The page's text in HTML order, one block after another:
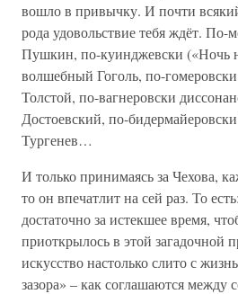
вошло в привычку. И почти
рода удовольствие тебя ждёт. По-
Пушкин, по-куинджевски («Ночь
волшебный Гоголь, по-
Толстой, по-вагнеровски
Достоевский, по-
Тургенев…
И только принимаясь за Чехова,
то он впечатлит на сей раз. То
достаточно за истекшее время,
приоткрылось в этой загадочной
искусство настолько слито с
зазора» – как соглашаются между